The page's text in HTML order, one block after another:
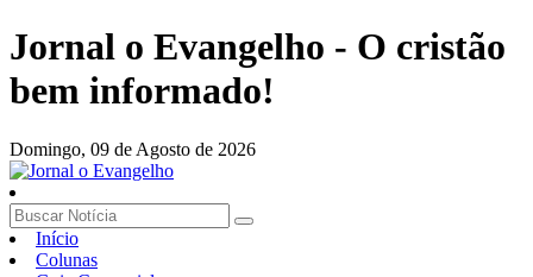
Jornal o Evangelho - O cristão
bem informado!
Domingo, 09 de Agosto de 2026
Início
Colunas